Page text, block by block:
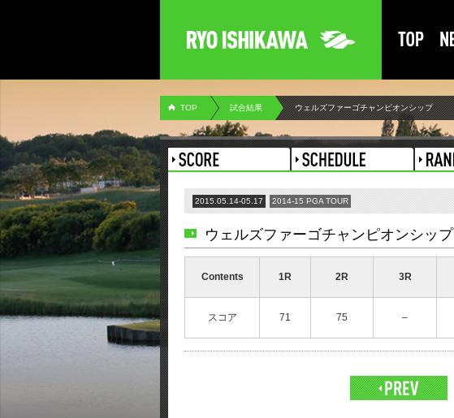
TOP 試合結果 ウェルズファーゴチャンピオンシップ
2015.05.14-05.17 2014-15 PGA TOUR
ウェルズファーゴチャンピオンシップ
Contents 1R 2R 3R
スコア 71 75 –